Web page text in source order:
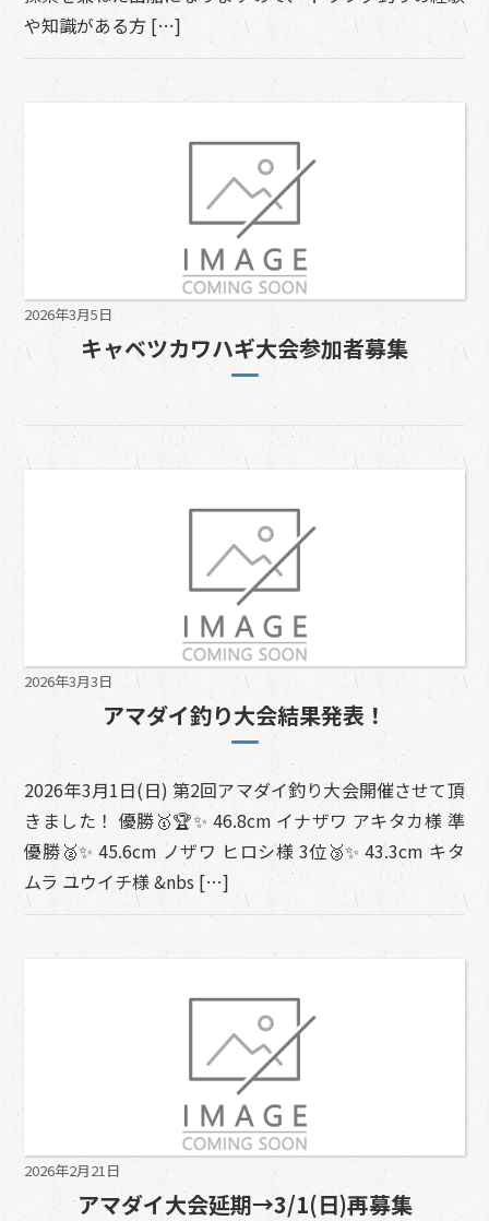
や知識がある方 […]
2026年3月5日
キャベツカワハギ大会参加者募集
2026年3月3日
アマダイ釣り大会結果発表！
2026年3月1日(日) 第2回アマダイ釣り大会開催させて頂
きました！ 優勝🥇🏆✨ 46.8cm イナザワ アキタカ様 準
優勝🥈✨ 45.6cm ノザワ ヒロシ様 3位🥉✨️ 43.3cm キタ
ムラ ユウイチ様 &nbs […]
2026年2月21日
アマダイ大会延期→3/1(日)再募集